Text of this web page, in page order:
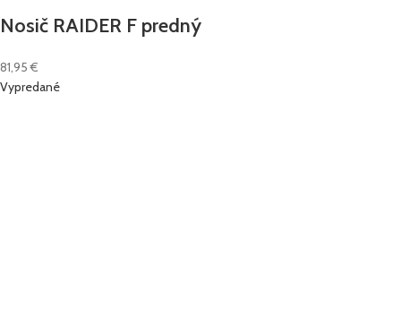
Nosič RAIDER F predný
81,95€
Vypredané